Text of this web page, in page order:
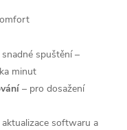
spuštění –
minut
– pro dosažení
softwaru a